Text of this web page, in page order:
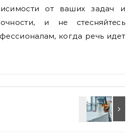
от ваших задач и
и не стесняйтесь
когда речь идет